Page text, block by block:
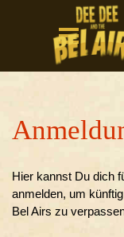
Direkt zum Seiteninhalt
Menü
Hier kannst Du dich
anmelden, um
Bel Airs zu